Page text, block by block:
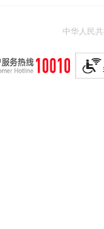
中华人民